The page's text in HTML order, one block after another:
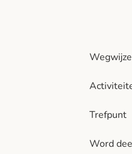
Trefpunt
Word